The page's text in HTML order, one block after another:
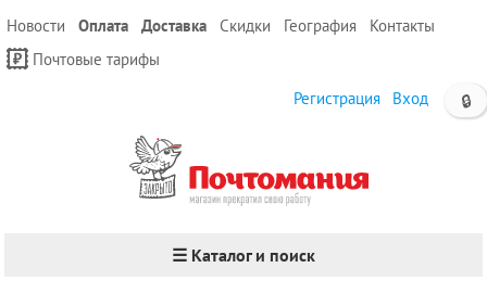
Новости Оплата Доставка Скидки География
Контакты
Почтовые тарифы
🔒
Регистрация Вход
☰ Каталог и поиск